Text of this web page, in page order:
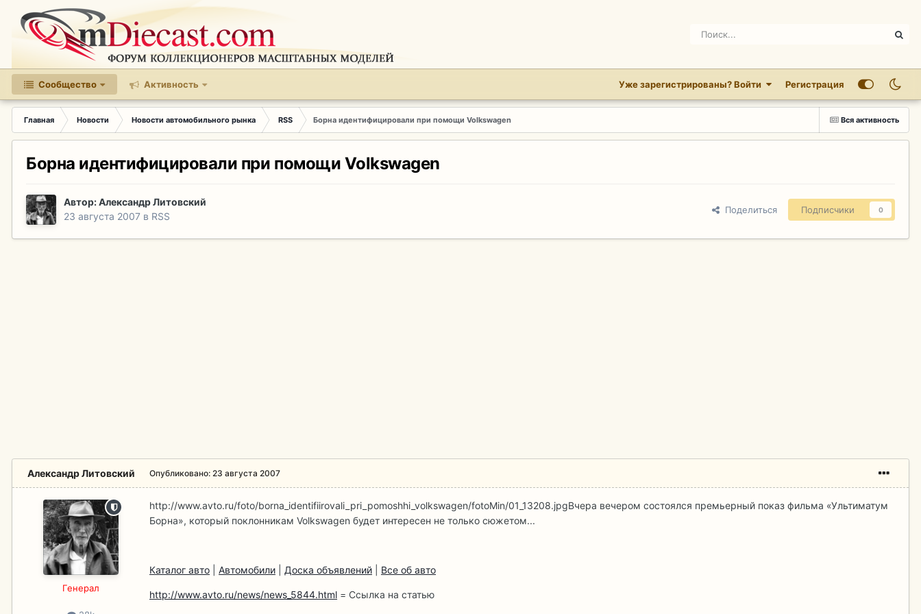
Сообщество Активность Уже зарегистрированы? Войти Регистрация
Вся активность
Главная Новости Новости автомобильного рынка RSS Борна идентифицировали при помощи Volkswagen
Борна идентифицировали при помощи Volkswagen
Автор:Александр Литовский
23 августа 2007 в RSS
Поделиться Подписчики 0
Александр Литовский
Гeнерал
Опубликовано: 23 августа 2007
http://www.avto.ru/foto/borna_identifiirovali_pri_pomoshhi_volkswagen/fotoMin/01_13208.jpgВчера вечером состоялся премьерный показ фильма «Ультиматум
Борна», который поклонникам Volkswagen будет интересен не только сюжетом...
Каталог авто Автомобили Доска объявлений Все об авто
http://www.avto.ru/news/news_5844.html = Ссылка на статью